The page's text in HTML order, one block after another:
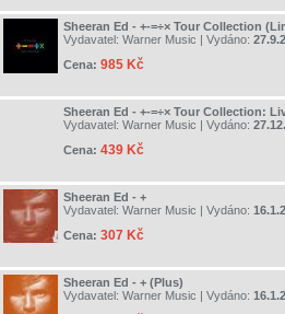
Sheeran Ed - +-=÷× Tour Collection
Vydavatel: Warner Music | Vydáno:
Cena: 985 Kč
Sheeran Ed - +-=÷× Tour Collection:
Vydavatel: Warner Music | Vydáno:
Cena: 439 Kč
Sheeran Ed - +
Vydavatel: Warner Music | Vydáno:
Cena: 307 Kč
Sheeran Ed - + (Plus)
Vydavatel: Warner Music | Vydáno: